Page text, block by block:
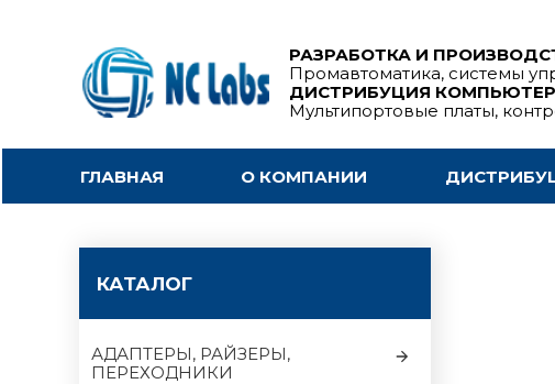
РАЗРАБОТКА И
Промавтоматика, системы
ДИСТРИБУЦИЯ
Мультипортовые платы,
ГЛАВНАЯ О КОМПАНИИ
КАТАЛОГ
АДАПТЕРЫ, РАЙЗЕРЫ,
ПЕРЕХОДНИКИ